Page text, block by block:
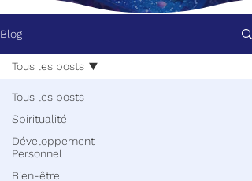
Blog
Tous les posts
Spiritualité
Développement
Personnel
Bien-être
Tous les posts